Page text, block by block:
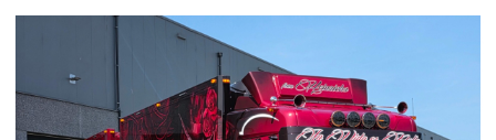
SCHAKELAARS